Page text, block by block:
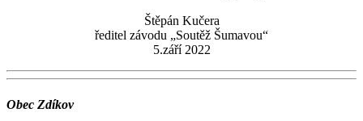
Štěpán Kučera
ředitel závodu „Soutěž Šumavou“
5.září 2022
Obec Zdíkov